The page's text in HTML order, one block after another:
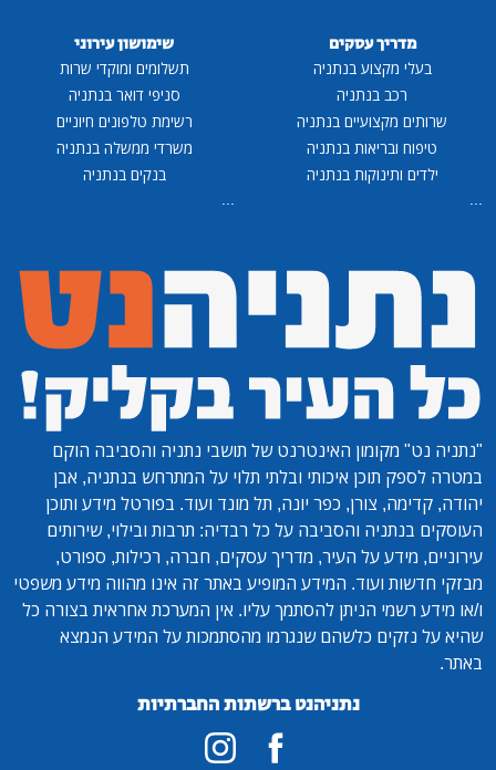
מדריך עסקים
בעלי מקצוע בנתניה
רכב בנתניה
שרותים מקצועיים בנתניה
טיפוח ובריאות בנתניה
ילדים ותינוקות בנתניה
...
שימושון עירוני
תשלומים ומוקדי שרות
סניפי דואר בנתניה
רשימת טלפונים חיוניים
משרדי ממשלה בנתניה
בנקים בנתניה
...
"נתניה נט" מקומון האינטרנט של תושבי נתניה והסביבה הוקם
במטרה לספק תוכן איכותי ובלתי תלוי על המתרחש בנתניה, אבן
יהודה, קדימה, צורן, כפר יונה, תל מונד ועוד. בפורטל מידע ותוכן
העוסקים בנתניה והסביבה על כל רבדיה: תרבות ובילוי, שירותים
עירוניים, מידע על העיר, מדריך עסקים, חברה, רכילות, ספורט,
מבזקי חדשות ועוד. המידע המופיע באתר זה אינו מהווה מידע משפטי
ו/או מידע רשמי הניתן להסתמך עליו. אין המערכת אחראית בצורה כל
שהיא על נזקים כלשהם שנגרמו מהסתמכות על המידע הנמצא
באתר.
נתניהנט ברשתות החברתיות